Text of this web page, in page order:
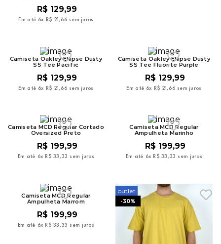
R$ 129,99
Em até 6x R$ 21, 66 sem juros
Camiseta Oakley Ellipse Dusty
SS Tee Pacific
R$ 129,99
Em até 6x R$ 21, 66 sem juros
Camiseta Oakley Ellipse Dusty
SS Tee Fluorite Purple
R$ 129,99
Em até 6x R$ 21, 66 sem juros
Camiseta MCD Regular Cortado
Oversized Preto
R$ 199,99
Em até 6x R$ 33 ,33 sem juros
Camiseta MCD Regular
Ampulheta Marinho
R$ 199,99
Em até 6x R$ 33 ,33 sem juros
Camiseta MCD Regular
Ampulheta Marrom
R$ 199,99
Em até 6x R$ 33 ,33 sem juros
outlet
-30%